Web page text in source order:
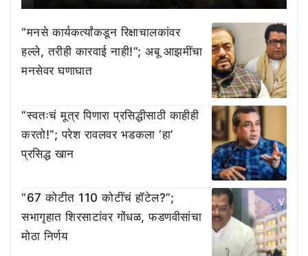
“मनसे कार्यकर्त्यांकडून रिक्षाचालकांवर
हल्ले, तरीही कारवाई नाही!”; अबू आझमींचा
मनसेवर घणाघात
“स्वतःचं मूत्र पिणारा प्रसिद्धीसाठी काहीही
करतो!”; परेश रावलवर भडकला ‘हा’
प्रसिद्ध खान
“67 कोटीत 110 कोटींचं हॉटेल?”;
सभागृहात शिरसाटांवर गोंधळ, फडणवीसांचा
मोठा निर्णय